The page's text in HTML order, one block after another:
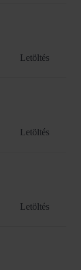
Letöltés
Letöltés
Letöltés